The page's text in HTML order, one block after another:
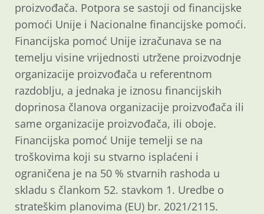
proizvođača. Potpora se sastoji od financijske
pomoći Unije i Nacionalne financijske pomoći.
Financijska pomoć Unije izračunava se na
temelju visine vrijednosti utržene proizvodnje
organizacije proizvođača u referentnom
razdoblju, a jednaka je iznosu financijskih
doprinosa članova organizacije proizvođača ili
same organizacije proizvođača, ili oboje.
Financijska pomoć Unije temelji se na
troškovima koji su stvarno isplaćeni i
ograničena je na 50 % stvarnih rashoda u
skladu s člankom 52. stavkom 1. Uredbe o
strateškim planovima (EU) br. 2021/2115.